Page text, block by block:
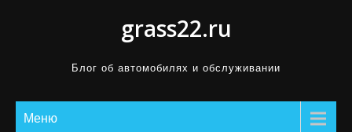
grass22.ru
Блог об автомобилях и обслуживании
Меню